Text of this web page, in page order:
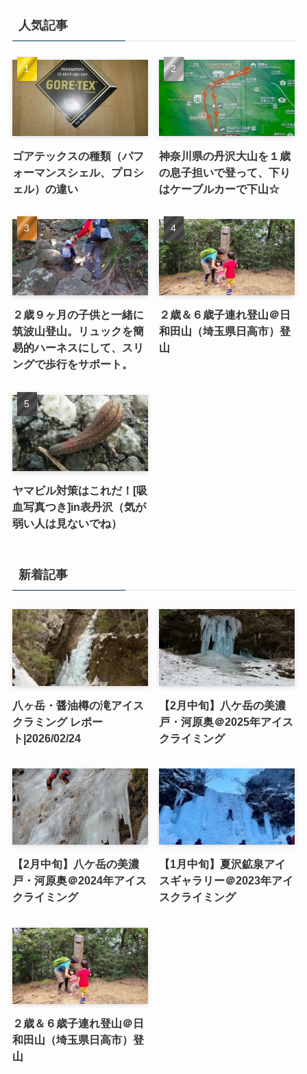
人気記事
ゴアテックスの種類（パフ
ォーマンスシェル、プロシ
ェル）の違い
神奈川県の丹沢大山を１歳
の息子担いで登って、下り
はケーブルカーで下山☆
２歳９ヶ月の子供と一緒に
筑波山登山。リュックを簡
易的ハーネスにして、スリ
ングで歩行をサポート。
２歳＆６歳子連れ登山＠日
和田山（埼玉県日高市）登
山
ヤマビル対策はこれだ！[吸
血写真つき]in表丹沢（気が
弱い人は見ないでね）
新着記事
八ヶ岳・醤油樽の滝アイス
クラミング レポー
ト|2026/02/24
【2月中旬】八ケ岳の美濃
戸・河原奥＠2025年アイス
クライミング
【2月中旬】八ケ岳の美濃
戸・河原奥＠2024年アイス
クライミング
【1月中旬】夏沢鉱泉アイ
スギャラリー＠2023年アイ
スクライミング
２歳＆６歳子連れ登山＠日
和田山（埼玉県日高市）登
山